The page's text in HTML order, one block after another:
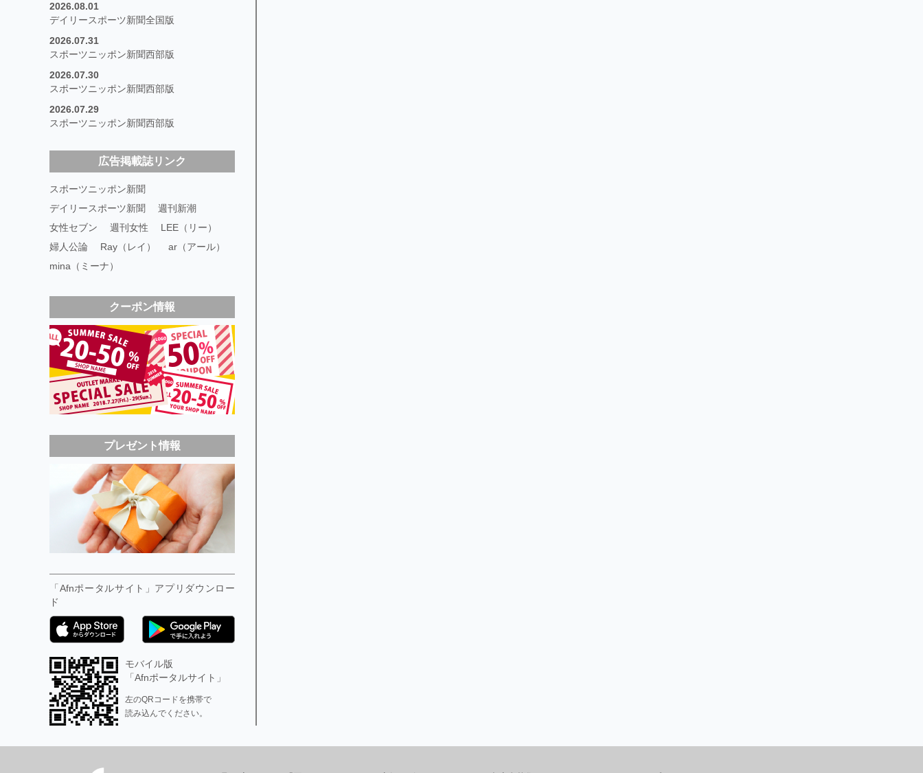
2026.08.01
デイリースポーツ新聞全国版
2026.07.31
スポーツニッポン新聞西部版
2026.07.30
スポーツニッポン新聞西部版
2026.07.29
スポーツニッポン新聞西部版
広告掲載誌リンク
スポーツニッポン新聞
デイリースポーツ新聞
週刊新潮
女性セブン
週刊女性
LEE（リー）
婦人公論
Ray（レイ）
ar（アール）
mina（ミーナ）
クーポン情報
プレゼント情報
「Afnポータルサイト」アプリダウンロー
ド
モバイル版
「Afnポータルサイト」
左のQRコードを携帯で
読み込んでください。